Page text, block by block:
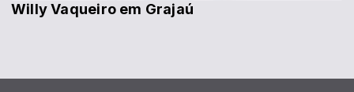
Willy Vaqueiro em Grajaú